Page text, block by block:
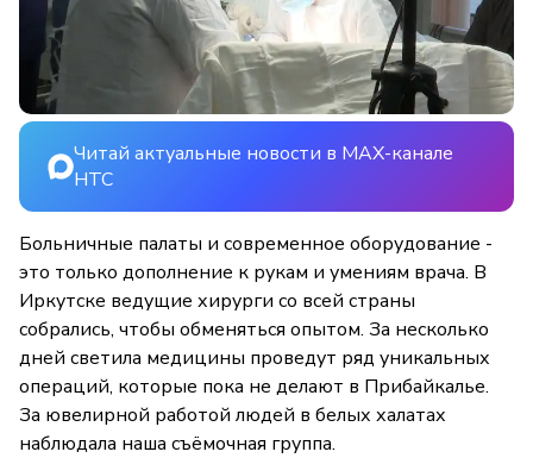
Читай актуальные новости в MAX-канале
НТС
Больничные палаты и современное оборудование -
это только дополнение к рукам и умениям врача. В
Иркутске ведущие хирурги со всей страны
собрались, чтобы обменяться опытом. За несколько
дней светила медицины проведут ряд уникальных
операций, которые пока не делают в Прибайкалье.
За ювелирной работой людей в белых халатах
наблюдала наша съёмочная группа.